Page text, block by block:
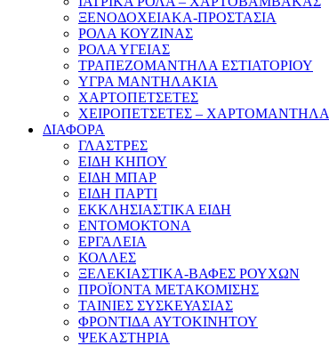
ΞΕΝΟΔΟΧΕΙΑΚΑ-ΠΡΟΣΤΑΣΙΑ
ΡΟΛΑ ΚΟΥΖΙΝΑΣ
ΡΟΛΑ ΥΓΕΙΑΣ
ΤΡΑΠΕΖΟΜΑΝΤΗΛΑ ΕΣΤΙΑΤΟΡΙΟΥ
ΥΓΡΑ ΜΑΝΤΗΛΑΚΙΑ
ΧΑΡΤΟΠΕΤΣΕΤΕΣ
ΧΕΙΡΟΠΕΤΣΕΤΕΣ – ΧΑΡΤΟΜΑΝΤΗΛΑ
ΔΙΑΦΟΡΑ
ΓΛΑΣΤΡΕΣ
ΕΙΔΗ ΚΗΠΟΥ
ΕΙΔΗ ΜΠΑΡ
ΕΙΔΗ ΠΑΡΤΙ
ΕΚΚΛΗΣΙΑΣΤΙΚΑ ΕΙΔΗ
ΕΝΤΟΜΟΚΤΟΝΑ
ΕΡΓΑΛΕΙΑ
ΚΟΛΛΕΣ
ΞΕΛΕΚΙΑΣΤΙΚΑ-ΒΑΦΕΣ ΡΟΥΧΩΝ
ΠΡΟΪΟΝΤΑ ΜΕΤΑΚΟΜΙΣΗΣ
ΤΑΙΝΙΕΣ ΣΥΣΚΕΥΑΣΙΑΣ
ΦΡΟΝΤΙΔΑ ΑΥΤΟΚΙΝΗΤΟΥ
ΨΕΚΑΣΤΗΡΙΑ